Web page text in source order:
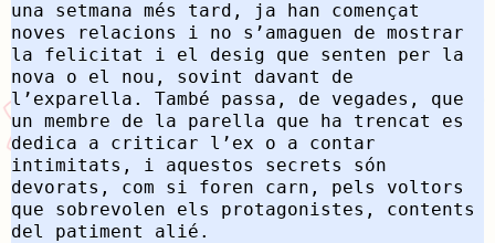
una setmana més tard, ja han començat
noves relacions i no s’amaguen de mostrar
la felicitat i el desig que senten per la
nova o el nou, sovint davant de
l’exparella. També passa, de vegades, que
un membre de la parella que ha trencat es
dedica a criticar l’ex o a contar
intimitats, i aquestos secrets són
devorats, com si foren carn, pels voltors
que sobrevolen els protagonistes, contents
del patiment alié.